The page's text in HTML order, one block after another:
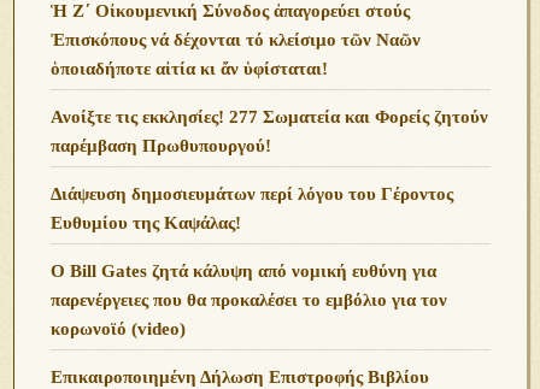
Ἡ Ζ΄ Οἰκουμενική Σύνοδος ἀπαγορεύει στούς
Ἐπισκόπους νά δέχονται τό κλείσιμο τῶν Ναῶν
ὁποιαδήποτε αἰτία κι ἄν ὑφίσταται!
Ανoίξτε τις εκκλησίες! 277 Σωματεία και Φορείς ζητούν
παρέμβαση Πρωθυπουργού!
Διάψευση δημοσιευμάτων περί λόγου του Γέροντος
Ευθυμίου της Καψάλας!
O Bill Gates ζητά κάλυψη από νομική ευθύνη για
παρενέργειες που θα προκαλέσει το εμβόλιο για τον
κορωνοϊό (video)
Επικαιροποιημένη Δήλωση Επιστροφής Βιβλίου